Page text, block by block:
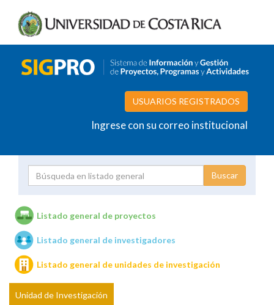
USUARIOS REGISTRADOS
Ingrese con su correo institucional
Unidades de investigación
Listado general de proyectos
Listado general de investigadores
Listado general de unidades de investigación
Unidad de Investigación